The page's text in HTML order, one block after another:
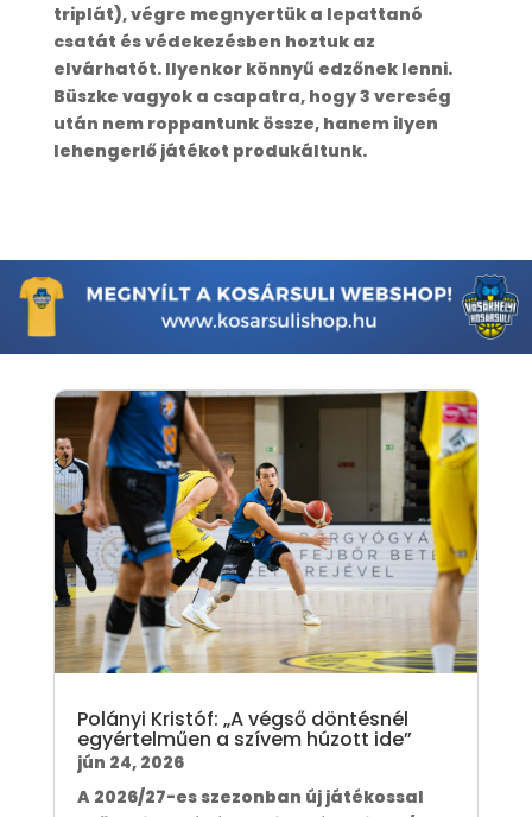
triplát), végre megnyertük a lepattanó
csatát és védekezésben hoztuk az
elvárhatót. Ilyenkor könnyű edzőnek lenni.
Büszke vagyok a csapatra, hogy 3 vereség
után nem roppantunk össze, hanem ilyen
lehengerlő játékot produkáltunk.
Polányi Kristóf: „A végső döntésnél
egyértelműen a szívem húzott ide”
jún 24, 2026
A 2026/27-es szezonban új játékossal